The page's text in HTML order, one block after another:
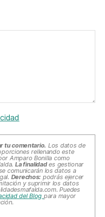
tu comentario. Los datos de
rellenando este
Amparo Bonilla como
La finalidades gestionar
comunicarán los datos a
Derechos: podrás ejercer
y suprimir los datos
. Puedes
del Blog para mayor